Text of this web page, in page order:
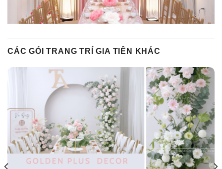
CÁC GÓI TRANG TRÍ GIA TIÊN KHÁC